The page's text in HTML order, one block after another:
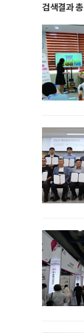
검색결과 총